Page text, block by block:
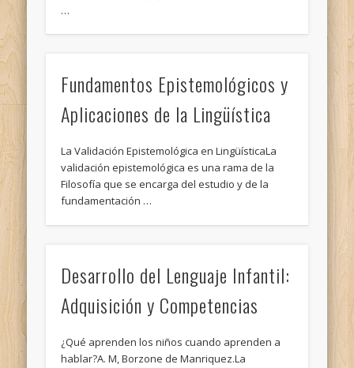
…
Fundamentos Epistemológicos y
Aplicaciones de la Lingüística
La Validación Epistemológica en LingüísticaLa
validación epistemológica es una rama de la
Filosofía que se encarga del estudio y de la
fundamentación …
Desarrollo del Lenguaje Infantil:
Adquisición y Competencias
¿Qué aprenden los niños cuando aprenden a
hablar?A. M, Borzone de Manriquez.La